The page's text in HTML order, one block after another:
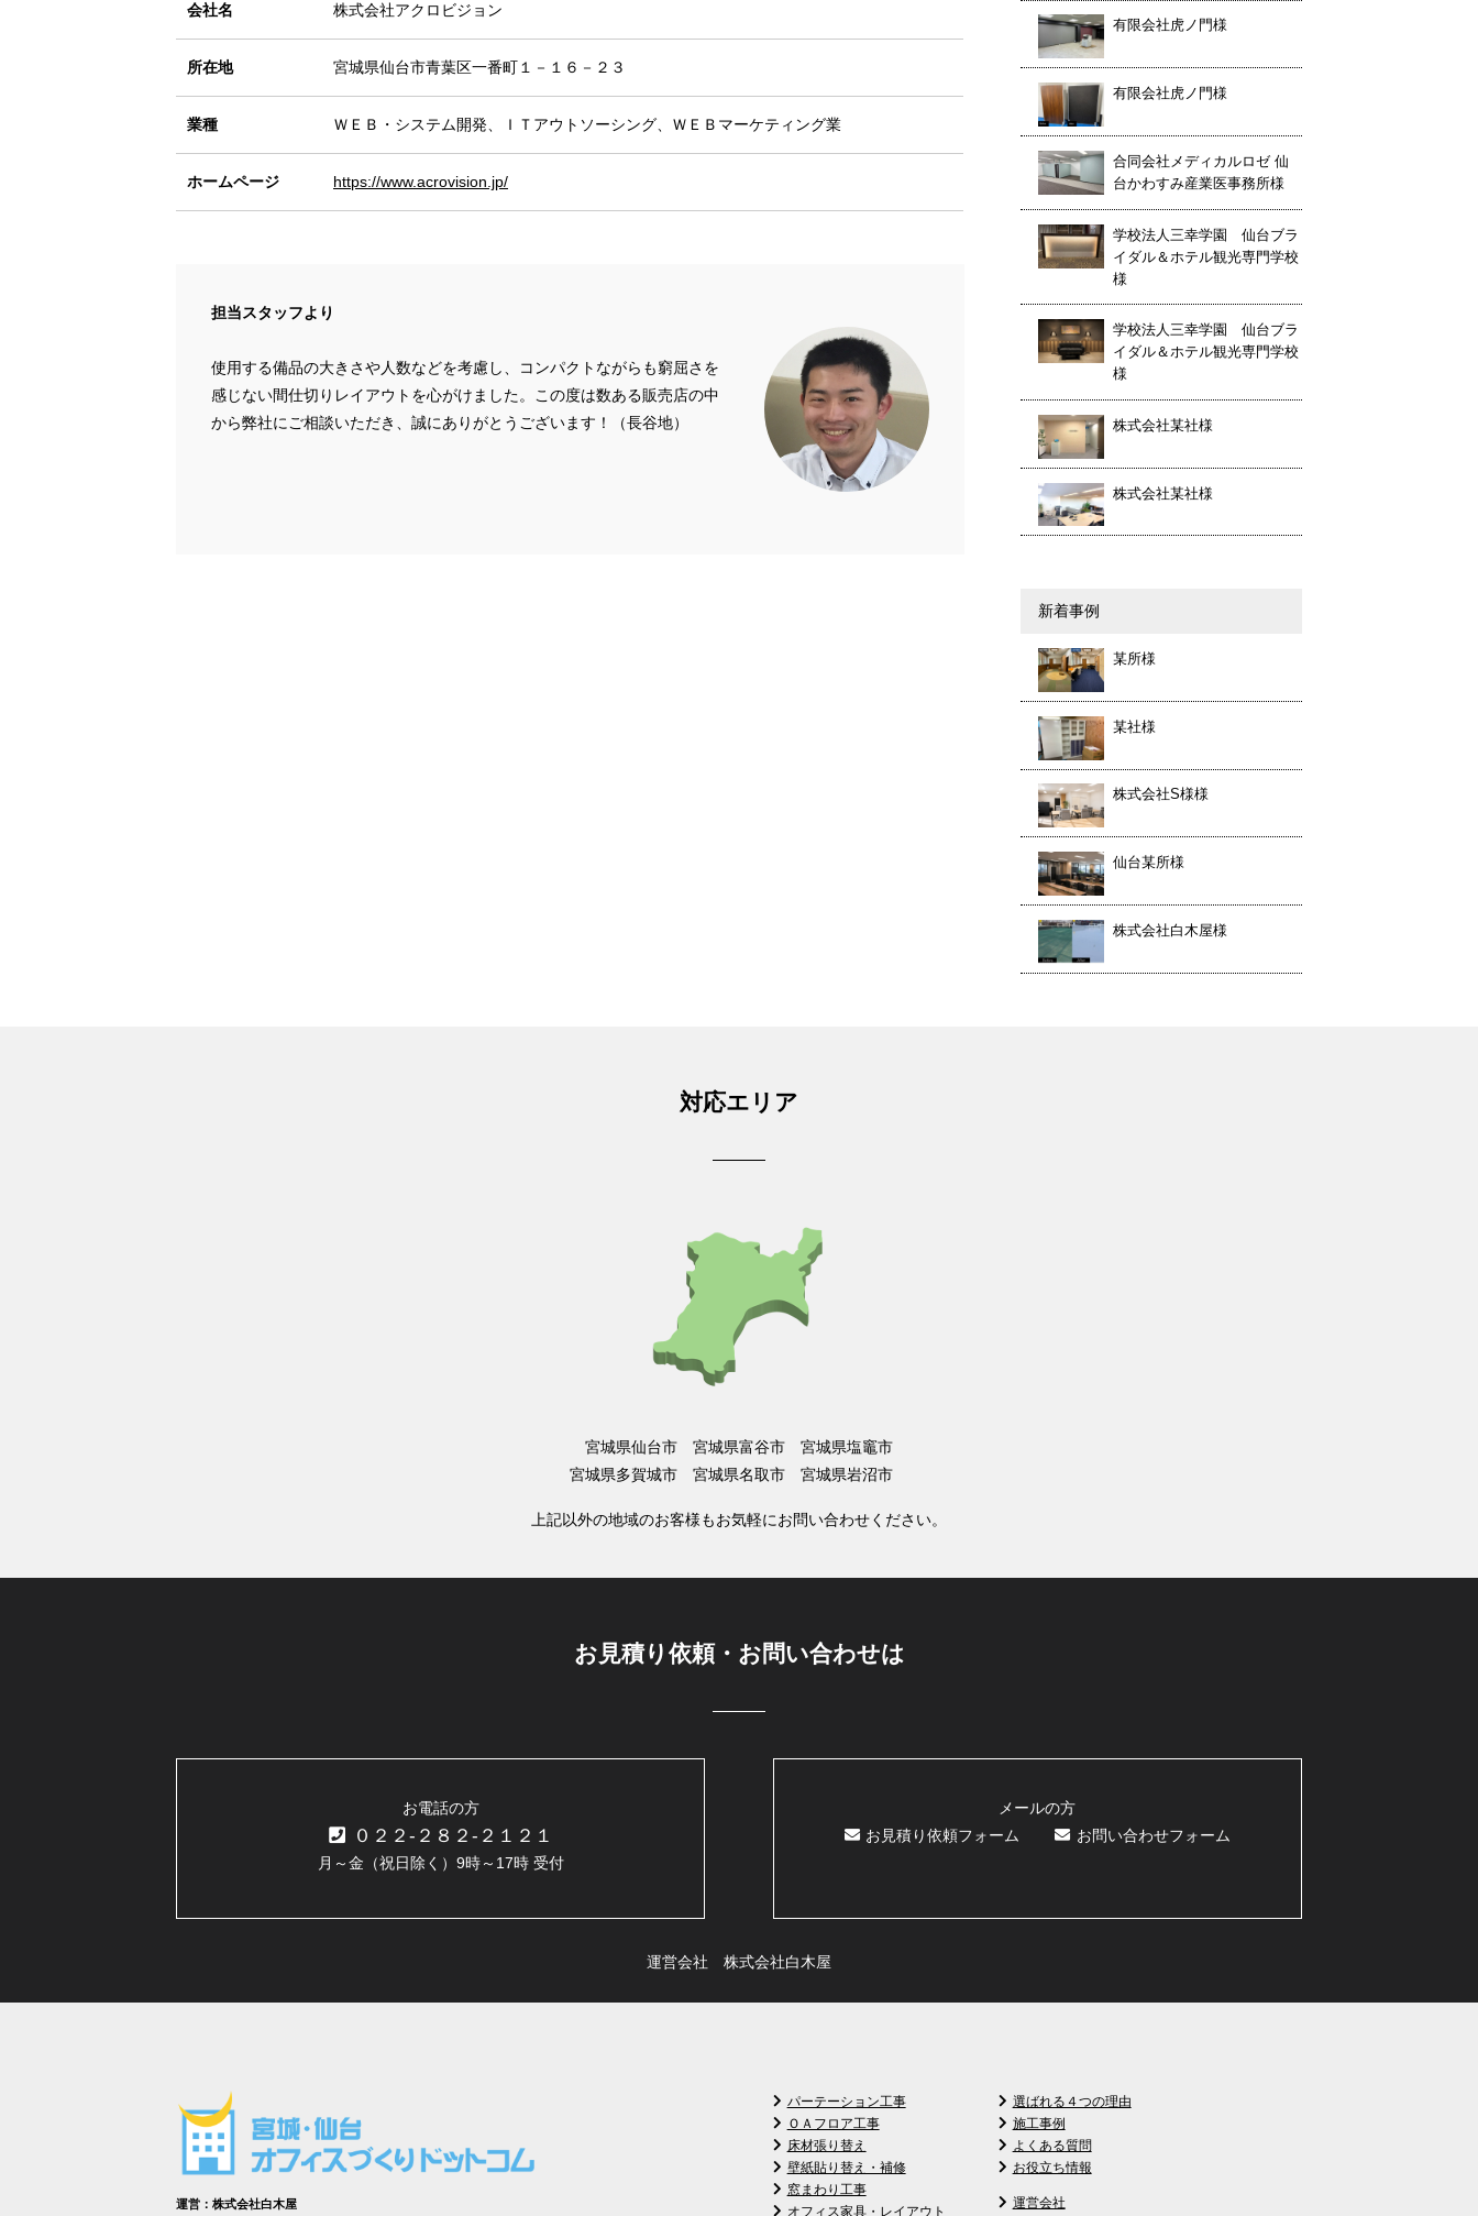
会社名 株式会社アクロビジョン
所在地 宮城県仙台市青葉区一番町１－１６－２３
業種 ＷＥＢ・システム開発、ＩＴアウトソーシング、ＷＥＢマーケティング業
ホームページ https://www.acrovision.jp/
担当スタッフより
使用する備品の大きさや人数などを考慮し、コンパクトながらも窮屈さを
感じない間仕切りレイアウトを心がけました。この度は数ある販売店の中
から弊社にご相談いただき、誠にありがとうございます！（長谷地）
有限会社虎ノ門様
有限会社虎ノ門様
合同会社メディカルロゼ 仙
台かわすみ産業医事務所様
学校法人三幸学園 仙台ブラ
イダル＆ホテル観光専門学校
様
学校法人三幸学園 仙台ブラ
イダル＆ホテル観光専門学校
様
株式会社某社様
株式会社某社様
新着事例
某所様
某社様
株式会社S様様
仙台某所様
株式会社白木屋様
対応エリア
宮城県仙台市 宮城県富谷市 宮城県塩竈市
宮城県多賀城市 宮城県名取市 宮城県岩沼市
上記以外の地域のお客様もお気軽にお問い合わせください。
お見積り依頼・お問い合わせは
お電話の方
０２２-２８２-２１２１
月～金（祝日除く）9時～17時 受付
メールの方
お見積り依頼フォーム
お問い合わせフォーム
運営会社 株式会社白木屋
運営：株式会社白木屋
パーテーション工事
ＯＡフロア工事
床材張り替え
壁紙貼り替え・補修
窓まわり工事
オフィス家具・レイアウト
選ばれる４つの理由
施工事例
よくある質問
お役立ち情報
運営会社